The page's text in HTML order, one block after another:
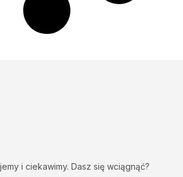
i ciekawimy. Dasz się wciągnąć?